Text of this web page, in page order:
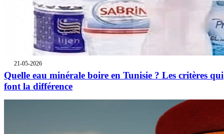
21-05-2026
Quelle eau minérale boire en Tunisie ? Les critères qui
font la différence